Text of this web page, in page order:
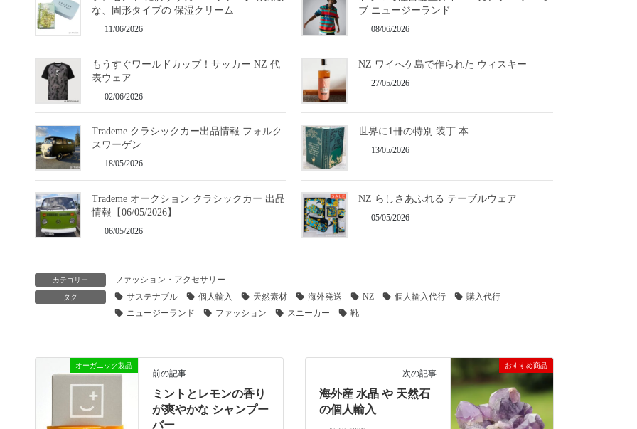
な、固形タイプの 保湿クリーム
11/06/2026
ブ ニュージーランド
08/06/2026
もうすぐワールドカップ！サッカー NZ 代
表ウェア
02/06/2026
NZ ワイへケ島で作られた ウィスキー
27/05/2026
Trademe クラシックカー出品情報 フォルク
スワーゲン
18/05/2026
世界に1冊の特別 装丁 本
13/05/2026
Trademe オークション クラシックカー 出品
情報【06/05/2026】
06/05/2026
NZ らしさあふれる テーブルウェア
05/05/2026
カテゴリー ファッション・アクセサリー
タグ サステナブル 個人輸入 天然素材 海外発送 NZ 個人輸入代行
購入代行
ニュージーランド
ファッション スニーカー 靴
オーガニック製品
前の記事
ミントとレモンの香り
が爽やかな シャンプー
バー
おすすめ商品
次の記事
海外産 水晶 や 天然石
の個人輸入